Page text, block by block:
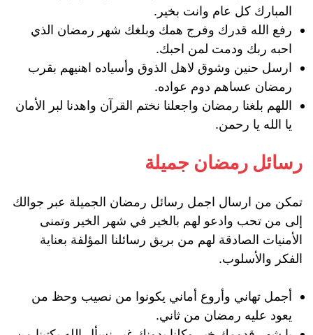
المبارك كل عام وانت بخير.
رفع الله قدرك وفرج همك وبلغك شهر رمضان الذي
احبه ربك ودمت لمن احبك.
ارسل حنين وشوق لاهل الذوق وأسياده اهنيهم بقرب
رمضان عساهم دوم عواده.
اللهم بلغنا رمضان واجعلنا نختم القرآن واهدنا لبر الأمان
يا الله يا رحمن.
رسائل رمضان جميلة
تمكن من ارسال اجمل رسائل رمضان الجميلة عبر جوالك
إلى من تحب وادعو لهم بالخير في شهر الخير وتمنى
الأمنيات الصادقة لهم من بريق رسائلنا المؤلفة بعناية
الفكر والأسلوب.
أجمل تهاني وأروع أماني يكونوا من نصيب وحظ من
يعود عليه رمضان من ثاني.